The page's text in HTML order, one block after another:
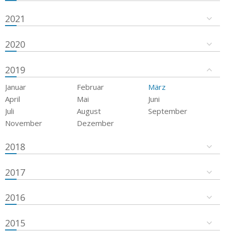
2021
2020
2019
Januar Februar
März
April
Mai
Juni
Juli
August
September
November
Dezember
2018
2017
2016
2015